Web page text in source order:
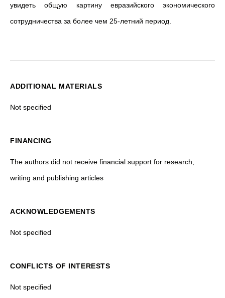
увидеть общую картину евразийского экономического
сотрудничества за более чем 25-летний период.
ADDITIONAL MATERIALS
Not specified
FINANCING
The authors did not receive financial support for research,
writing and publishing articles
ACKNOWLEDGEMENTS
Not specified
CONFLICTS OF INTERESTS
Not specified